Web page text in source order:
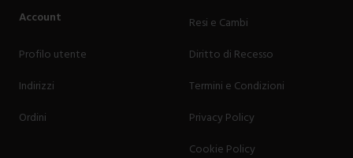
Account
Profilo utente
Indirizzi
Ordini
Resi e Cambi
Diritto di Recesso
Termini e Condizioni
Privacy Policy
Cookie Policy